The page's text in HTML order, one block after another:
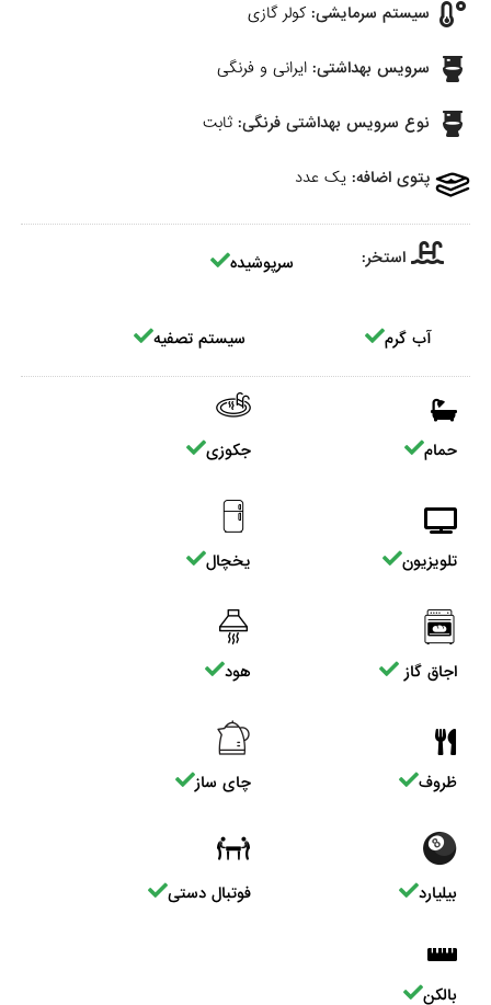
سیستم سرمایشی: کولر گازی
سرویس بهداشتی: ایرانی و فرنگی
نوع سرویس بهداشتی فرنگی: ثابت
پتوی اضافه: یک عدد
استخر: سرپوشیده
آب گرم سیستم تصفیه
حمام جکوزی
تلویزیون یخچال
اجاق گاز هود
ظروف چای ساز
بیلیارد فوتبال دستی
بالکن